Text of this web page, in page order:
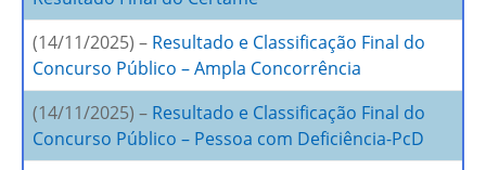
(14/11/2025) – Resultado e Classificação Final do
Concurso Público – Ampla Concorrência
(14/11/2025) – Resultado e Classificação Final do
Concurso Público – Pessoa com Deficiência-PcD